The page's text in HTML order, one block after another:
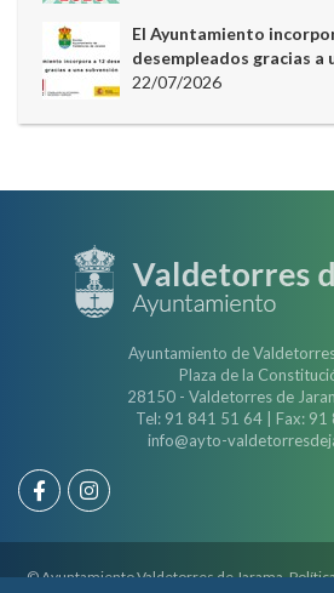
El Ayuntamiento
desempleados gracias a
22/07/2026
Ayuntamiento de
Plaza de la
28150 - Valdetorres de
Tel: 91 841 51 64 | Fax: 91
info@ayto-
© Ayuntamiento Valdetorres de Jarama.